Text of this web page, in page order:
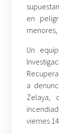
en
Un
a
Zelaya,
viernes